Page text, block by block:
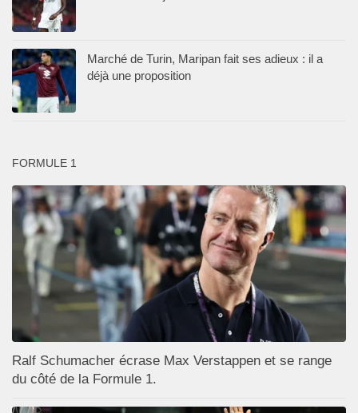
Marché de Turin, Maripan fait ses adieux : il a
déjà une proposition
FORMULE 1
Ralf Schumacher écrase Max Verstappen et se range
du côté de la Formule 1.